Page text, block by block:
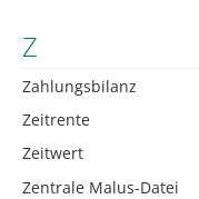
Z
Zahlungsbilanz
Zeitrente
Zeitwert
Zentrale Malus-Datei